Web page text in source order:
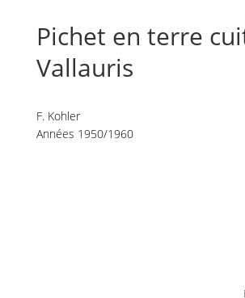
Pichet en terre
Vallauris
F. Kohler
Années 1950/1960